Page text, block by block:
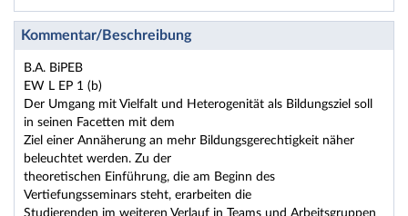
Kommentar/Beschreibung
B.A. BiPEB
EW L EP 1 (b)
Der Umgang mit Vielfalt und Heterogenität als Bildungsziel soll
in seinen Facetten mit dem
Ziel einer Annäherung an mehr Bildungsgerechtigkeit näher
beleuchtet werden. Zu der
theoretischen Einführung, die am Beginn des
Vertiefungsseminars steht, erarbeiten die
Studierenden im weiteren Verlauf in Teams und Arbeitsgruppen